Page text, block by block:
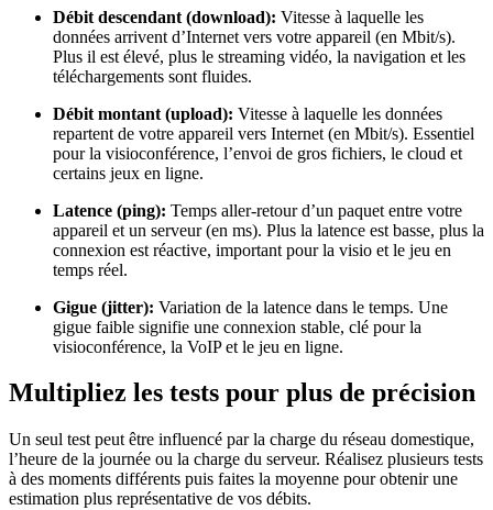
Débit descendant (download): Vitesse à laquelle les
données arrivent d’Internet vers votre appareil (en Mbit/s).
Plus il est élevé, plus le streaming vidéo, la navigation et les
téléchargements sont fluides.
Débit montant (upload): Vitesse à laquelle les données
repartent de votre appareil vers Internet (en Mbit/s). Essentiel
pour la visioconférence, l’envoi de gros fichiers, le cloud et
certains jeux en ligne.
Latence (ping): Temps aller‑retour d’un paquet entre votre
appareil et un serveur (en ms). Plus la latence est basse, plus la
connexion est réactive, important pour la visio et le jeu en
temps réel.
Gigue (jitter): Variation de la latence dans le temps. Une
gigue faible signifie une connexion stable, clé pour la
visioconférence, la VoIP et le jeu en ligne.
Multipliez les tests pour plus de précision
Un seul test peut être influencé par la charge du réseau domestique,
l’heure de la journée ou la charge du serveur. Réalisez plusieurs tests
à des moments différents puis faites la moyenne pour obtenir une
estimation plus représentative de vos débits.